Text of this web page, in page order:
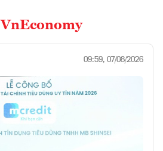
VnEconomy
09:59, 07/08/2026